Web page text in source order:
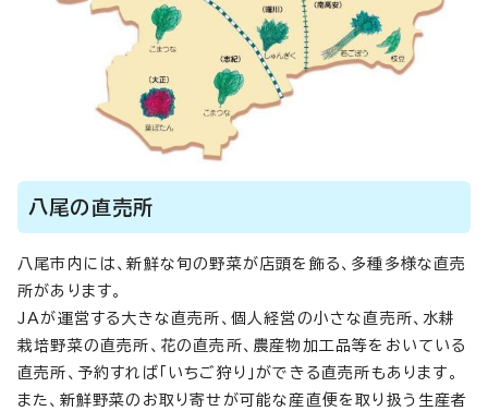
八尾の直売所
八尾市内には、新鮮な旬の野菜が店頭を飾る、多種多様な直売
所があります。
JAが運営する大きな直売所、個人経営の小さな直売所、水耕
栽培野菜の直売所、花の直売所、農産物加工品等をおいている
直売所、予約すれば「いちご狩り」ができる直売所もあります。
また、新鮮野菜のお取り寄せが可能な産直便を取り扱う生産者